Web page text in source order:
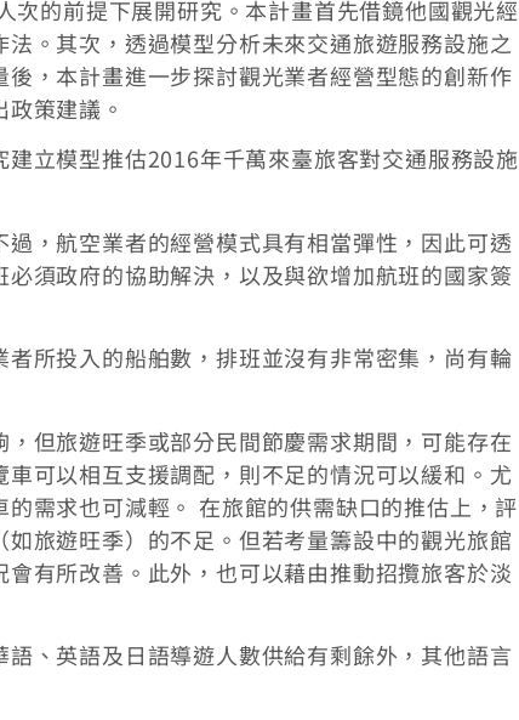
的前提下展開研究。本計畫首先借鏡他國觀光經
。其次，透過模型分析未來交通旅遊服務設施之
，本計畫進一步探討觀光業者經營型態的創新作
策建議。
立模型推估2016年千萬來臺旅客對交通服務設施
，航空業者的經營模式具有相當彈性，因此可透
須政府的協助解決，以及與欲增加航班的國家簽
所投入的船舶數，排班並沒有非常密集，尚有輪
但旅遊旺季或部分民間節慶需求期間，可能存在
可以相互支援調配，則不足的情況可以緩和。尤
需求也可減輕。 在旅館的供需缺口的推估上，評
旅遊旺季）的不足。但若考量籌設中的觀光旅館
有所改善。此外，也可以藉由推動招攬旅客於淡
、英語及日語導遊人數供給有剩餘外，其他語言